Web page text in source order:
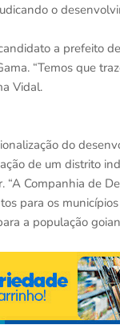
o
a prefeito
“Temos que
Vidal.
do
de um distrito
“A Companhia de
para os
a população